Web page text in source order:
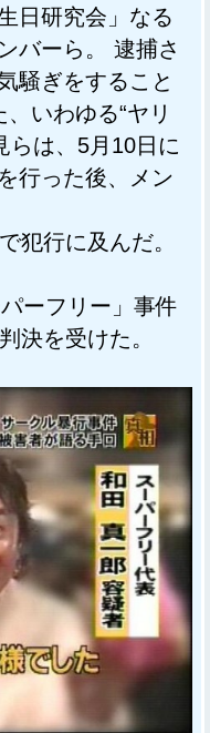
日研究会」なる
バーら。 逮捕さ
騒ぎをすること
いわゆる“ヤリ
らは、5月10日に
行った後、メン
犯行に及んだ。
ーフリー」事件
決を受けた。